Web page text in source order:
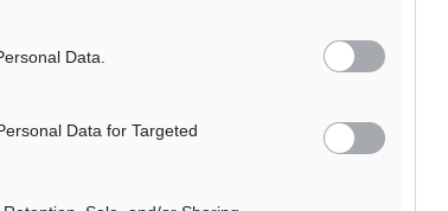
Data.
Data for Targeted
Μπορεί για τον Κολοσσό να προέχει το
όμως η ΚΑΕ ενημέρωσε τους